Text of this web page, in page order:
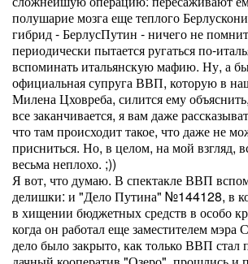
полушарие мозга еще теплого
гибрид - БерлусПутин - ничего не
периодически пытается ругаться по-
вспоминать итальянскую мафию. Ну, а
официальная супруга ВВП, которую в
Милена Цховреба, силится ему
все заканчивается, я вам даже
что там происходит такое, что даже не
присниться. Но, в целом, на мой взгляд,
весьма неплохо. ;))
Я вот, что думаю. В спектакле ВВП
делишки: и "Дело Путина" №144128, в
в хищении бюджетных средств в особо
когда он работал еще заместителем мэра
дело было закрыто, как только ВВП стал